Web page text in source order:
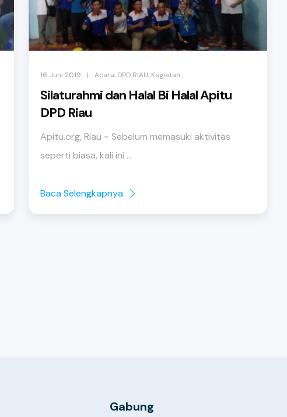
16 Juni 2019 | Acara, DPD RIAU, Kegiatan
Silaturahmi dan Halal Bi Halal Apitu
DPD Riau
Apitu.org, Riau ~ Sebelum memasuki aktivitas
seperti biasa, kali ini ...
Baca Selengkapnya
Gabung